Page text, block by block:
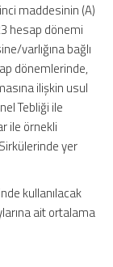
maddesinin (A)
hesap dönemi
varlığına bağlı
dönemlerinde,
ilişkin usul
Tebliği ile
ile örnekli
yer
kullanılacak
ait ortalama